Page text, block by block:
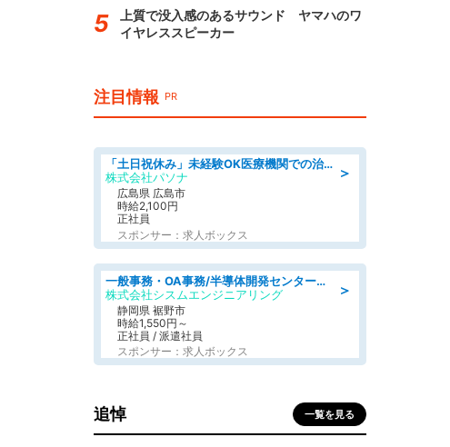
上質で没入感のあるサウンド ヤマハのワ
イヤレススピーカー
注目情報 PR
＞
「土日祝休み」未経験OK医療機関での治験コーディネーターのお仕事
株式会社パソナ
広島県 広島市
時給2,100円
正社員
スポンサー：求人ボックス
＞
一般事務・OA事務/半導体開発センター内で事務&軽作業スタッフ、募集
株式会社シスムエンジニアリング
静岡県 裾野市
時給1,550円～
正社員 / 派遣社員
スポンサー：求人ボックス
追悼 一覧を見る